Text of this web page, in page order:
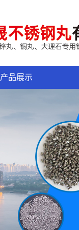
产品展示